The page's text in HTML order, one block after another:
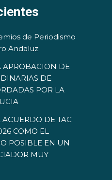
de Periodismo
Andaluz
APROBACION DE
DE
POR LA
DE TAC
COMO EL
POSIBLE EN UN
MUY